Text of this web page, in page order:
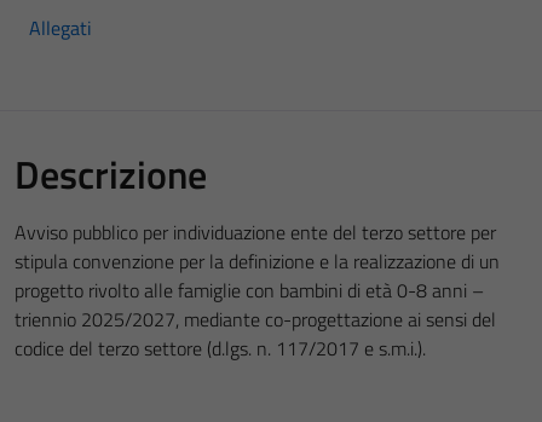
Allegati
Descrizione
Avviso pubblico per individuazione ente del terzo settore per
stipula convenzione per la definizione e la realizzazione di un
progetto rivolto alle famiglie con bambini di età 0-8 anni –
triennio 2025/2027, mediante co-progettazione ai sensi del
codice del terzo settore (d.lgs. n. 117/2017 e s.m.i.).